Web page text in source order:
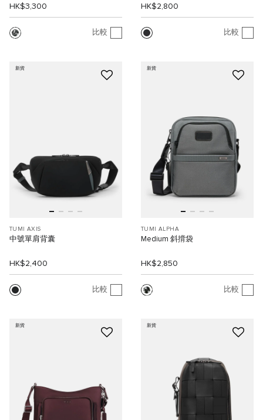
HK$3,300
比較
HK$2,800
比較
新貨
TUMI AXIS
中號單肩背囊
HK$2,400
比較
新貨
TUMI ALPHA
Medium 斜揹袋
HK$2,850
比較
新貨 新貨